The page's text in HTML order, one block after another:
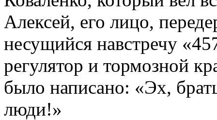
Алексей, его лицо,
несущийся навстречу
регулятор и тормозной
было написано: «Эх,
люди!»